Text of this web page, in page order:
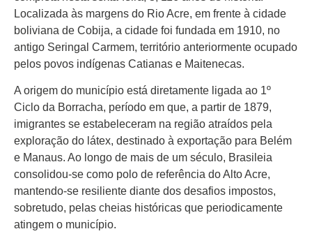
Últimas
Notícias
Agenda
Cultural
Política
Economia
Atos Oficiais
Atualidades
Blogs e
Colunas
Localizada às margens do Rio Acre, em frente à cidade
boliviana de Cobija, a cidade foi fundada em 1910, no
antigo Seringal Carmem, território anteriormente ocupado
pelos povos indígenas Catianas e Maitenecas.
A origem do município está diretamente ligada ao 1º
Ciclo da Borracha, período em que, a partir de 1879,
imigrantes se estabeleceram na região atraídos pela
exploração do látex, destinado à exportação para Belém
e Manaus. Ao longo de mais de um século, Brasileia
consolidou-se como polo de referência do Alto Acre,
mantendo-se resiliente diante dos desafios impostos,
sobretudo, pelas cheias históricas que periodicamente
atingem o município.